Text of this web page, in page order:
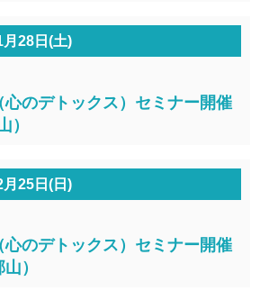
28日(土)
心のデトックス）セミナー開催
）
25日(日)
心のデトックス）セミナー開催
）